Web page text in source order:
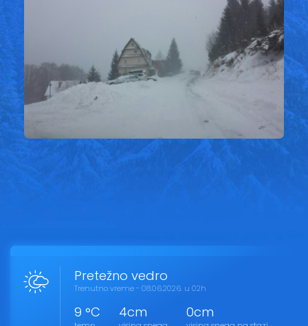
Pretežno vedro
Trenutno vreme - 08.06.2026. u 02h
9 °C 4cm 0cm